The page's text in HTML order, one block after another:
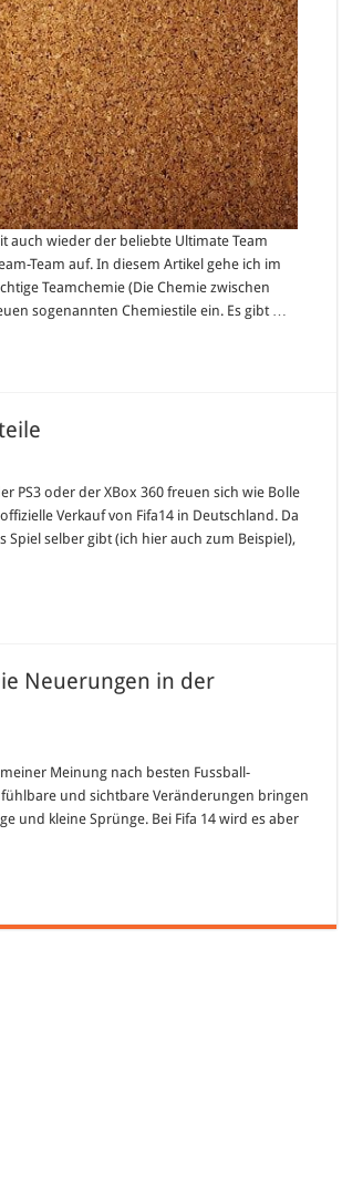
auch wieder der beliebte Ultimate Team
Team auf. In diesem Artikel gehe ich im
Teamchemie (Die Chemie zwischen
sogenannten Chemiestile ein. Es gibt …
PS3 oder der XBox 360 freuen sich wie Bolle
Verkauf von Fifa14 in Deutschland. Da
selber gibt (ich hier auch zum Beispiel),
Neuerungen in der
Meinung nach besten Fussball-
und sichtbare Veränderungen bringen
und kleine Sprünge. Bei Fifa 14 wird es aber